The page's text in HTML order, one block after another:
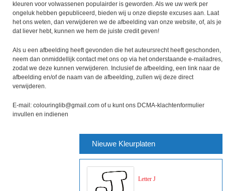
kleuren voor volwassenen populairder is geworden. Als we uw werk per
ongeluk hebben gepubliceerd, bieden wij u onze diepste excuses aan. Laat
het ons weten, dan verwijderen we de afbeelding van onze website, of, als je
dat liever hebt, kunnen we hem de juiste credit geven!
Als u een afbeelding heeft gevonden die het auteursrecht heeft geschonden,
neem dan onmiddellijk contact met ons op via het onderstaande e-mailadres,
zodat we deze kunnen verwijderen. Inclusief de afbeelding, een link naar de
afbeelding en/of de naam van de afbeelding, zullen wij deze direct
verwijderen.
E-mail: colouringlib@gmail.com of u kunt ons DCMA-klachtenformulier
invullen en indienen
Nieuwe Kleurplaten
Letter J